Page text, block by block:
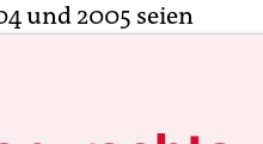
und 2005 seien
umzugehen“,